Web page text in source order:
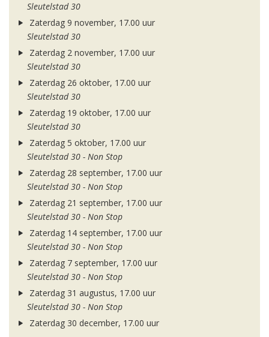
Sleutelstad 30
Zaterdag 9 november, 17.00 uur
Sleutelstad 30
Zaterdag 2 november, 17.00 uur
Sleutelstad 30
Zaterdag 26 oktober, 17.00 uur
Sleutelstad 30
Zaterdag 19 oktober, 17.00 uur
Sleutelstad 30
Zaterdag 5 oktober, 17.00 uur
Sleutelstad 30 - Non Stop
Zaterdag 28 september, 17.00 uur
Sleutelstad 30 - Non Stop
Zaterdag 21 september, 17.00 uur
Sleutelstad 30 - Non Stop
Zaterdag 14 september, 17.00 uur
Sleutelstad 30 - Non Stop
Zaterdag 7 september, 17.00 uur
Sleutelstad 30 - Non Stop
Zaterdag 31 augustus, 17.00 uur
Sleutelstad 30 - Non Stop
Zaterdag 30 december, 17.00 uur